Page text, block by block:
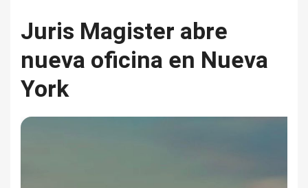
Juris Magister abre
nueva oficina en Nueva
York